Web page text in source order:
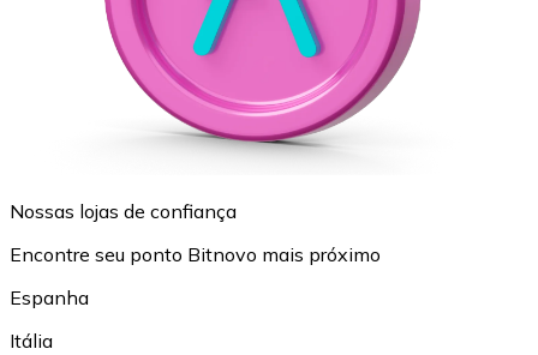
Nossas lojas de confiança
Encontre seu ponto Bitnovo mais próximo
Espanha
Itália